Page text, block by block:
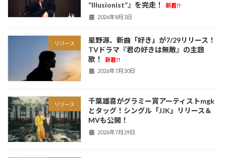
“Illusionist”』を完走！
新着!!
2026年8月3日
リリース
星野源、新曲「好き」が7/29リリース！
TVドラマ『君の好きは無敵』の主題
歌！
新着!!
2026年7月30日
リリース
千葉雄喜がグラミー賞アーティストmgk
とタッグ！シングル「JJK」リリース＆
MVも公開！
2026年7月29日